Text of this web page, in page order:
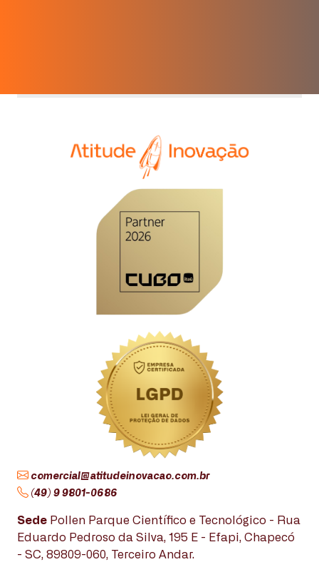
comercial@atitudeinovacao.com.br
(49) 9 9801-0686
Sede Pollen Parque Científico e Tecnológico - Rua
Eduardo Pedroso da Silva, 195 E - Efapi, Chapecó
- SC, 89809-060, Terceiro Andar.